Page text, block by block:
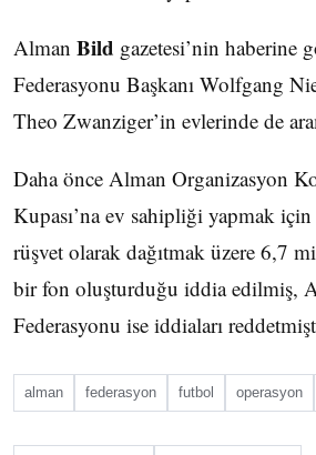
Alman Bild gazetesi’nin haberine
Federasyonu Başkanı Wolfgang
Theo Zwanziger’in evlerinde de
Daha önce Alman Organizasyon
Kupası’na ev sahipliği yapmak
rüşvet olarak dağıtmak üzere 6,7
bir fon oluşturduğu iddia edilmiş,
Federasyonu ise iddiaları
alman federasyon futbol operasyon